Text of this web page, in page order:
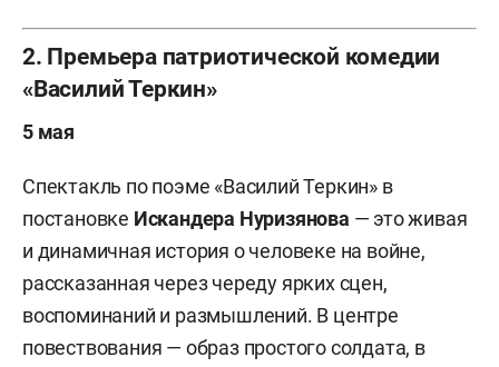
2. Премьера патриотической комедии
«Василий Теркин»
5 мая
Спектакль по поэме «Василий Теркин» в
постановке Искандера Нуризянова — это живая
и динамичная история о человеке на войне,
рассказанная через череду ярких сцен,
воспоминаний и размышлений. В центре
повествования — образ простого солдата, в